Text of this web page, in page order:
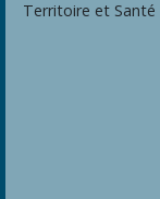
Territoire et Santé